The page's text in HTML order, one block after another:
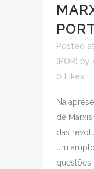
Posted
(POR) by
0
Likes
Na
de
das
um